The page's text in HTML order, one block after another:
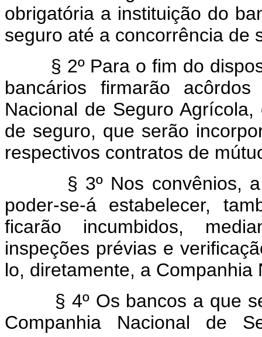
obrigatória a instituição do
seguro até a concorrência de
§ 2º Para o fim do
bancários firmarão
Nacional de Seguro
de seguro, que serão
respectivos contratos de
§ 3º Nos convênios,
poder-se-á estabelecer,
ficarão incumbidos,
inspeções prévias e
lo, diretamente, a
§ 4º Os bancos a que
Companhia Nacional de